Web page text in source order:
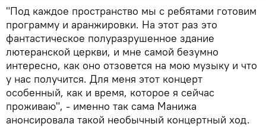
"Под каждое пространство мы с ребятами готовим
программу и аранжировки. На этот раз это
фантастическое полуразрушенное здание
лютеранской церкви, и мне самой безумно
интересно, как оно отзовется на мою музыку и что
у нас получится. Для меня этот концерт
особенный, как и время, которое я сейчас
проживаю", - именно так сама Манижа
анонсировала такой необычный концертный ход.